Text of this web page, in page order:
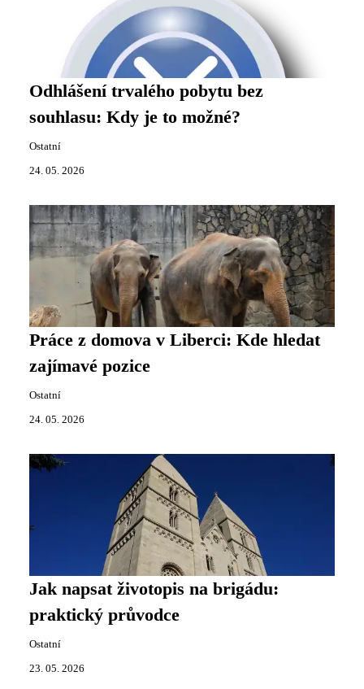
Odhlášení trvalého pobytu bez
souhlasu: Kdy je to možné?
Ostatní
24. 05. 2026
Práce z domova v Liberci: Kde hledat
zajímavé pozice
Ostatní
24. 05. 2026
Jak napsat životopis na brigádu:
praktický průvodce
Ostatní
23. 05. 2026